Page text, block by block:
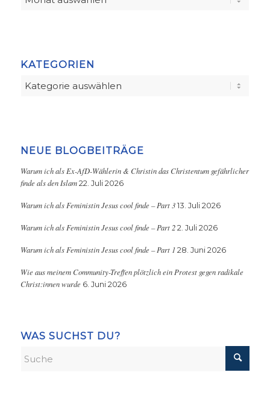
KATEGORIEN
Kategorien
NEUE BLOGBEITRÄGE
Warum ich als Ex-AfD-Wählerin & Christin das Christentum gefährlicher
finde als den Islam 22. Juli 2026
Warum ich als Feministin Jesus cool finde – Part 3 13. Juli 2026
Warum ich als Feministin Jesus cool finde – Part 2 2. Juli 2026
Warum ich als Feministin Jesus cool finde – Part 1 28. Juni 2026
Wie aus meinem Community-Treffen plötzlich ein Protest gegen radikale
Christ:innen wurde 6. Juni 2026
WAS SUCHST DU?